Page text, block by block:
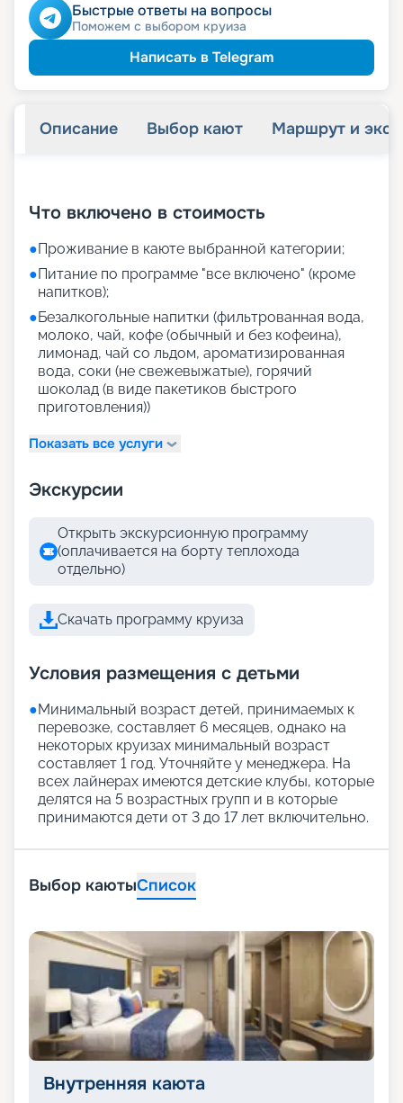
Быстрые ответы на вопросы
Поможем с выбором круиза
Написать в Telegram
Описание Выбор кают Маршрут и
Что включено в стоимость
●Проживание в каюте выбранной категории;
●Питание по программе "все включено" (кроме
напитков);
●Безалкогольные напитки (фильтрованная вода,
молоко, чай, кофе (обычный и без кофеина),
лимонад, чай со льдом, ароматизированная
вода, соки (не свежевыжатые), горячий
шоколад (в виде пакетиков быстрого
приготовления))
Показать все услуги
Экскурсии
Открыть экскурсионную программу
(оплачивается на борту теплохода
отдельно)
Скачать программу круиза
Условия размещения с детьми
●Минимальный возраст детей, принимаемых к
перевозке, составляет 6 месяцев, однако на
некоторых круизах минимальный возраст
составляет 1 год. Уточняйте у менеджера. На
всех лайнерах имеются детские клубы, которые
делятся на 5 возрастных групп и в которые
принимаются дети от 3 до 17 лет включительно.
Выбор каютыСписок
Внутренняя каюта